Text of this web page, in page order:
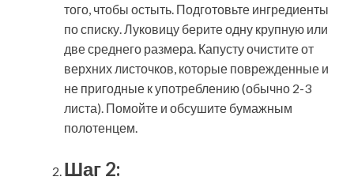
того, чтобы остыть. Подготовьте ингредиенты
по списку. Луковицу берите одну крупную или
две среднего размера. Капусту очистите от
верхних листочков, которые поврежденные и
не пригодные к употреблению (обычно 2-3
листа). Помойте и обсушите бумажным
полотенцем.
Шаг 2: